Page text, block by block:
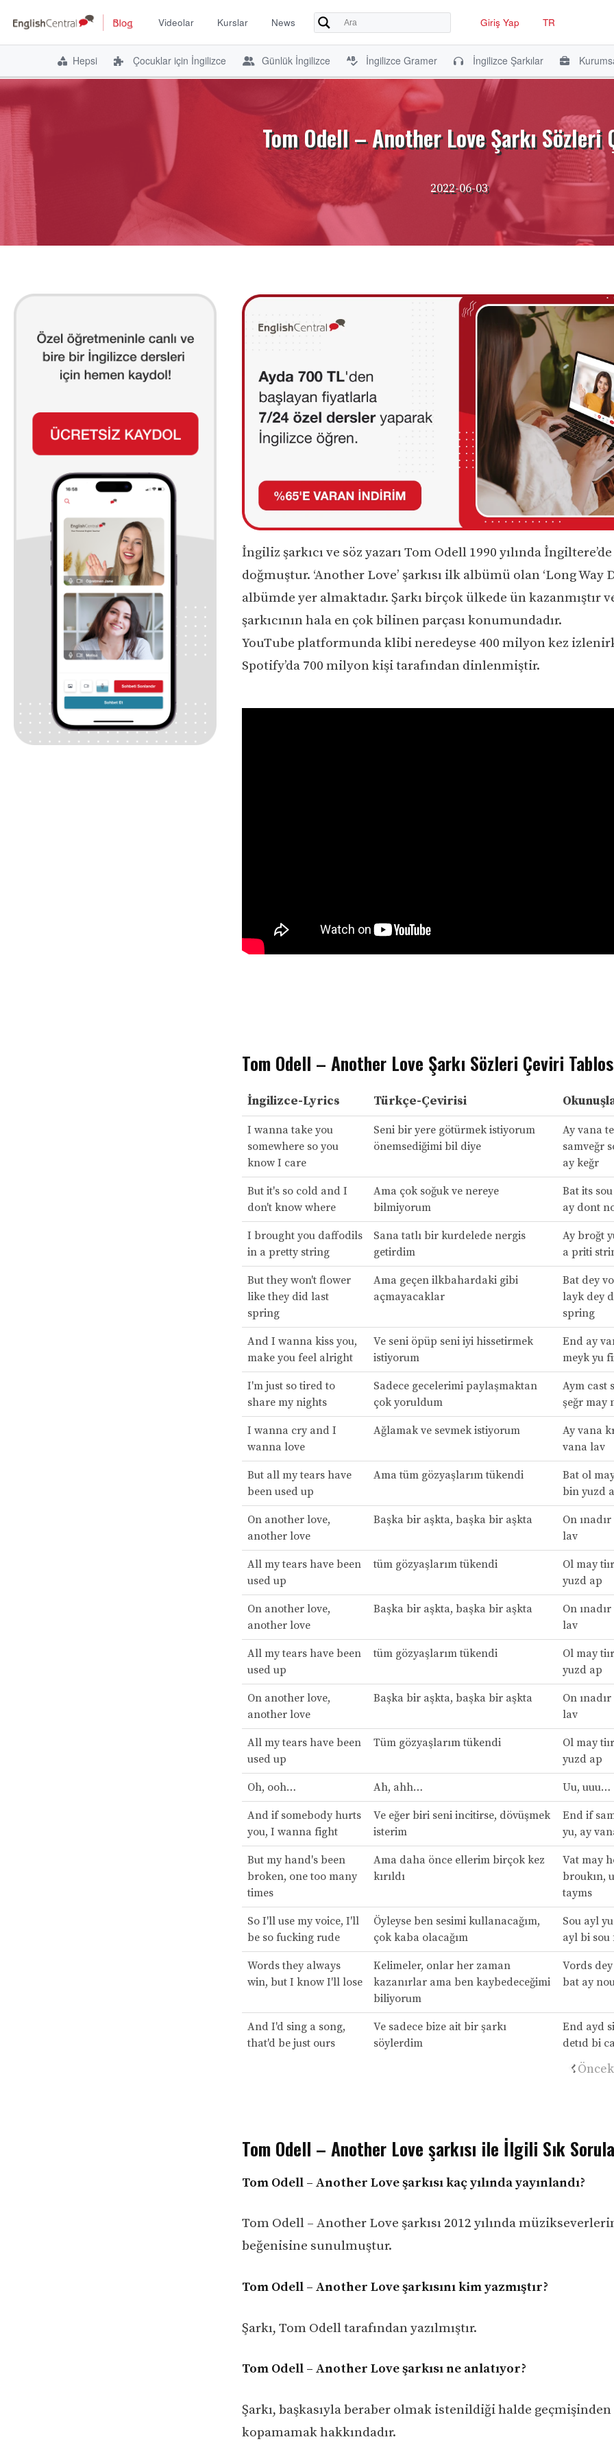
Videolar Kurslar News Giriş Yap TR
Hepsi Çocuklar için İngilizce Günlük İngilizce İngilizce Gramer İngilizce Şarkılar
İçeriğe
Tom Odell – Another Love Şarkı Sözleri
2022-06-03
İngiliz şarkıcı ve söz yazarı Tom Odell 1990 yılında İngiltere’de
doğmuştur. ‘Another Love’ şarkısı ilk albümü olan ‘Long Way
albümde yer almaktadır. Şarkı birçok ülkede ün kazanmıştır
şarkıcının hala en çok bilinen parçası konumundadır.
YouTube platformunda klibi neredeyse 400 milyon kez
Spotify’da 700 milyon kişi tarafından dinlenmiştir.
Tom Odell – Another Love Şarkı Sözleri Çeviri
İngilizce-Lyrics Türkçe-Çevirisi
I wanna take you
somewhere so you
know I care
Seni bir yere götürmek istiyorum
önemsediğimi bil diye
Ay vana
samveğr
ay keğr
But it's so cold and I
don't know where
Ama çok soğuk ve nereye
bilmiyorum
Bat its
ay dont
I brought you daffodils
in a pretty string
Sana tatlı bir kurdelede nergis
getirdim
Ay broğt
a priti
But they won't flower
like they did last
spring
Ama geçen ilkbahardaki gibi
açmayacaklar
Bat dey
layk dey
spring
And I wanna kiss you,
make you feel alright
Ve seni öpüp seni iyi hissetirmek
istiyorum
End ay
meyk yu
I'm just so tired to
share my nights
Sadece gecelerimi paylaşmaktan
çok yoruldum
Aym cast
şeğr may
I wanna cry and I
wanna love
Ağlamak ve sevmek istiyorum
Ay vana
vana lav
But all my tears have
been used up
Ama tüm gözyaşlarım tükendi
Bat ol
bin yuzd
On another love,
another love
Başka bir aşkta, başka bir aşkta
On
lav
All my tears have been
used up
tüm gözyaşlarım tükendi
Ol may
yuzd ap
On another love,
another love
Başka bir aşkta, başka bir aşkta
On
lav
All my tears have been
used up
tüm gözyaşlarım tükendi
Ol may
yuzd ap
On another love,
another love
Başka bir aşkta, başka bir aşkta
On
lav
All my tears have been
used up
Tüm gözyaşlarım tükendi
Ol may
yuzd ap
Oh, ooh… Ah, ahh… Uu, uuu…
And if somebody hurts
you, I wanna fight
Ve eğer biri seni incitirse, dövüşmek
isterim
End if
yu, ay
But my hand's been
broken, one too many
times
Ama daha önce ellerim birçok kez
kırıldı
Vat may
broukın,
tayms
So I'll use my voice, I'll
be so fucking rude
Öyleyse ben sesimi kullanacağım,
çok kaba olacağım
Sou ayl
ayl bi
Words they always
win, but I know I'll lose
Kelimeler, onlar her zaman
kazanırlar ama ben kaybedeceğimi
biliyorum
Vords
bat ay
And I'd sing a song,
that'd be just ours
Ve sadece bize ait bir şarkı
söylerdim
End ayd
detıd bi
Tom Odell – Another Love şarkısı ile İlgili Sık
Tom Odell – Another Love şarkısı kaç yılında yayınlandı?
Tom Odell – Another Love şarkısı 2012 yılında
beğenisine sunulmuştur.
Tom Odell – Another Love şarkısını kim yazmıştır?
Şarkı, Tom Odell tarafından yazılmıştır.
Tom Odell – Another Love şarkısı ne anlatıyor?
Şarkı, başkasıyla beraber olmak istenildiği halde geçmişinden
kopamamak hakkındadır.